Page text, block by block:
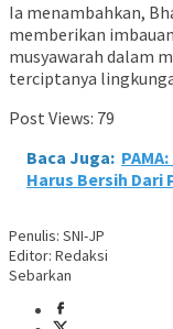
Ia menambahkan,
memberikan
musyawarah dalam
terciptanya
Post Views: 79
Baca Juga:
Harus Bersih Dari
Penulis: SNI-JP
Editor: Redaksi
Sebarkan